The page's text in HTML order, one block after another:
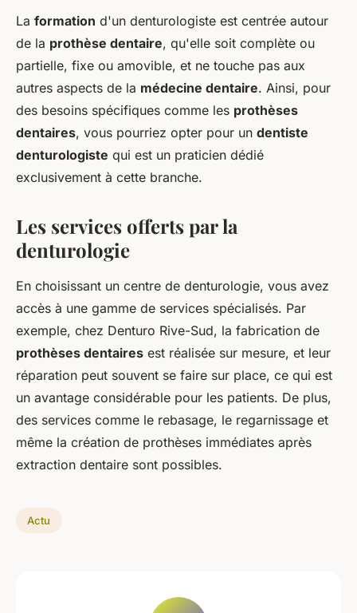
La formation d'un denturologiste est centrée autour
de la prothèse dentaire, qu'elle soit complète ou
partielle, fixe ou amovible, et ne touche pas aux
autres aspects de la médecine dentaire. Ainsi, pour
des besoins spécifiques comme les prothèses
dentaires, vous pourriez opter pour un dentiste
denturologiste qui est un praticien dédié
exclusivement à cette branche.
Les services offerts par la
denturologie
En choisissant un centre de denturologie, vous avez
accès à une gamme de services spécialisés. Par
exemple, chez Denturo Rive-Sud, la fabrication de
prothèses dentaires est réalisée sur mesure, et leur
réparation peut souvent se faire sur place, ce qui est
un avantage considérable pour les patients. De plus,
des services comme le rebasage, le regarnissage et
même la création de prothèses immédiates après
extraction dentaire sont possibles.
Actu